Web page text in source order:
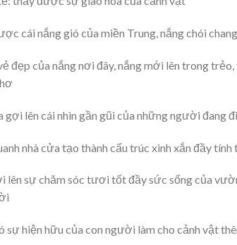
cái nắng gió của miền Trung, nắng chói
đẹp của nắng nơi đây, nắng mới lên trong
gợi lên cái nhìn gần gũi của những người
nhà cửa tạo thành cấu trúc xinh xắn đầy tính
lên sự chăm sóc tươi tốt đầy sức sống của
sự hiện hữu của con người làm cho cảnh vật